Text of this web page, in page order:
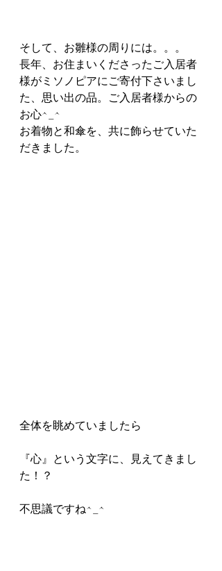
そして、お雛様の周りには。。。
長年、お住まいくださったご入居者
様がミソノピアにご寄付下さいまし
た、思い出の品。ご入居者様からの
お心^_^
お着物と和傘を、共に飾らせていた
だきました。
全体を眺めていましたら
『心』という文字に、見えてきまし
た！？
不思議ですね^_^